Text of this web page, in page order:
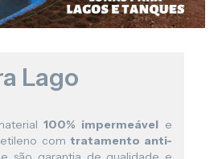
Lago
100% impermeável e
com tratamento anti-